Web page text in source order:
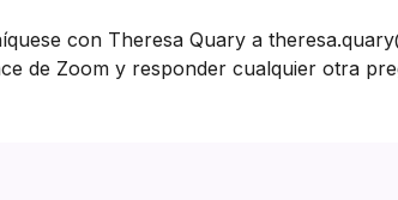
con Theresa Quary a
de Zoom y responder cualquier otra